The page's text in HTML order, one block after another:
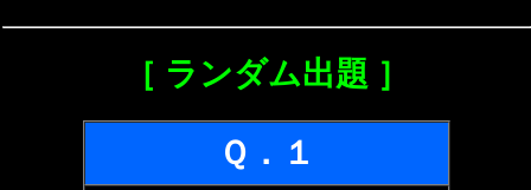
［ ランダム出題 ］
Ｑ．１